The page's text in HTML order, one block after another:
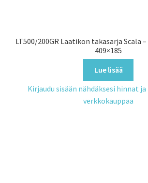
LT500/200GR Laatikon takasarja Scala
409×185
Lue lisää
Kirjaudu sisään nähdäksesi hinnat
verkkokauppaa